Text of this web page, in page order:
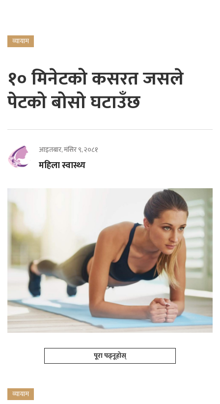
व्यायाम
१० मिनेटको कसरत जसले
पेटको बोसो घटाउँछ
आइतबार, मंसिर ९, २०८१
महिला स्वास्थ्य
पूरा पढ्नूहोस्
व्यायाम